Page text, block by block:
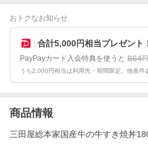
おトクなお知らせ
合計5,000円相当プレゼント
PayPayカード入会特典を使うと 864円
うち2,000円相当は利用先・期間限定。他条件
商品情報
三田屋総本家国産牛の牛すき焼丼